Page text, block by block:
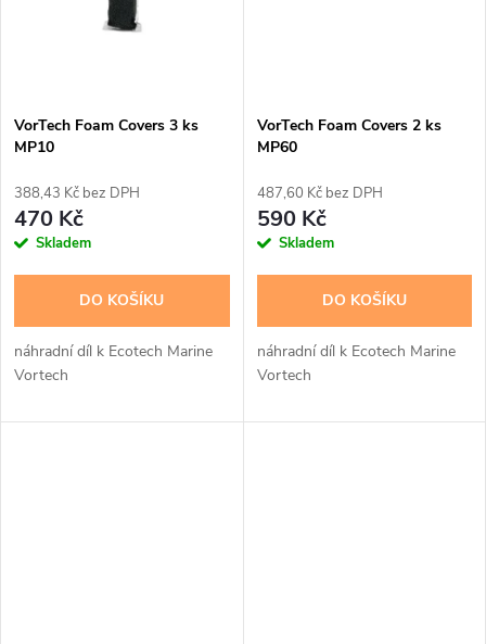
VorTech Foam Covers 3 ks
MP10
388,43 Kč bez DPH
470 Kč
Skladem
DO KOŠÍKU
náhradní díl k Ecotech Marine
Vortech
VorTech Foam Covers 2 ks
MP60
487,60 Kč bez DPH
590 Kč
Skladem
DO KOŠÍKU
náhradní díl k Ecotech Marine
Vortech